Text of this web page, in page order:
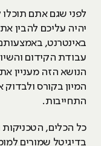
לפני שגם אתם תוכלו
יהיה עליכם להבין
באינטרנט,
עבודת הקידום
הנושא הזה מעניין
המיון בקורס
התחייבות.
כל הכלים, הטכניקות
בדיגיטל שמורים